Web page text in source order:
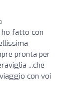
fatto con
pronta per
...che
con voi